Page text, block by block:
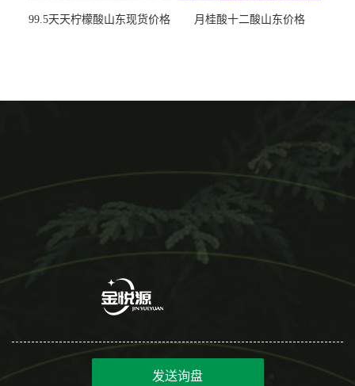
99.5天天柠檬酸山东现货价格 月桂酸十二酸山东价格
发送询盘